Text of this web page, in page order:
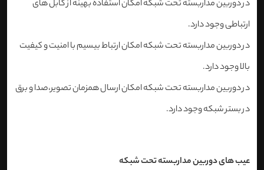
در دوربین مداربسته تحت شبکه امکان استفاده بهینه از کابل های
ارتباطی وجود دارد.
در دوربین مداربسته تحت شبکه امکان ارتباط بیسیم با امنیت و کیفیت
بالا وجود دارد.
در دوربین مداربسته تحت شبکه امکان ارسال همزمان تصویر،صدا و برق
در بستر شبکه وجود دارد.
عیب های دوربین مداربسته تحت شبکه